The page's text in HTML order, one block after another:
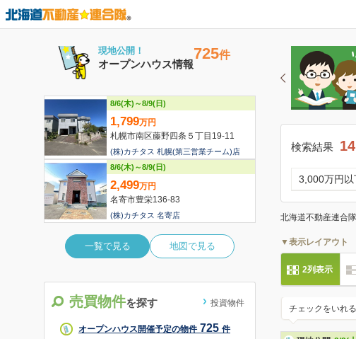
売買物件を探す 投資物件
オープンハウス開催予定の物件 725 件
検索結果
3,000万円以
北海道不動産連合隊
▼表示レイアウト
2列表示
チェックをいれ